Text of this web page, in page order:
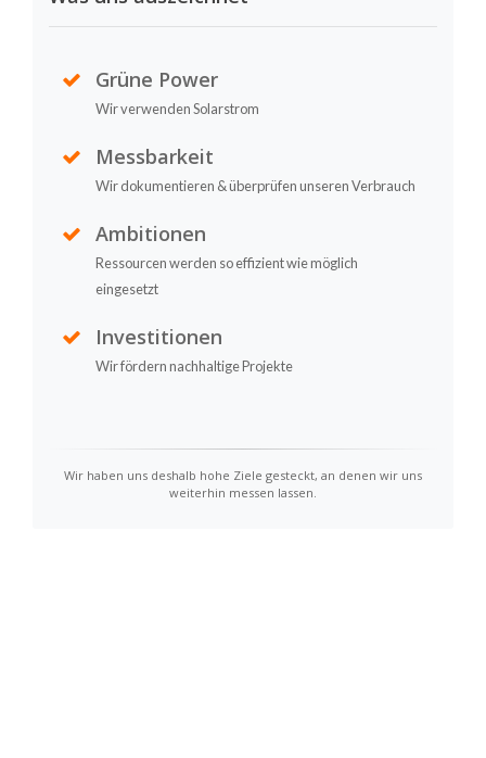
Grüne Power
Wir verwenden Solarstrom
Messbarkeit
Wir dokumentieren & überprüfen unseren Verbrauch
Ambitionen
Ressourcen werden so effizient wie möglich
eingesetzt
Investitionen
Wir fördern nachhaltige Projekte
Wir haben uns deshalb hohe Ziele gesteckt, an denen wir uns
weiterhin messen lassen.